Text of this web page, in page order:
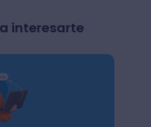
interesarte